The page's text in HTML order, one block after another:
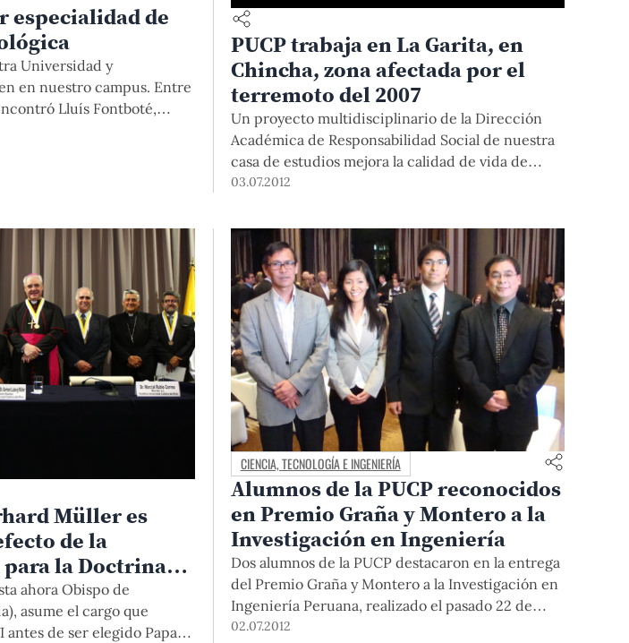
especialidad de
Universidad y
en nuestro campus. Entre
Lluís Fontboté,
Ciencias de la Tierra y
PUCP trabaja en La Garita, en
Chincha, zona afectada por el
terremoto del 2007
Un proyecto multidisciplinario de la Dirección
Académica de Responsabilidad Social de nuestra
casa de estudios mejora la calidad de vida de
pobladores afectados por el terremoto del 2007.
03.07.2012
Müller es
de la
la Doctrina
ahora Obispo de
asume el cargo que
de ser elegido Papa.
CIENCIA, TECNOLOGÍA E INGENIERÍA
Alumnos de la PUCP reconocidos
en Premio Graña y Montero a la
Investigación en Ingeniería
Dos alumnos de la PUCP destacaron en la entrega
del Premio Graña y Montero a la Investigación en
Ingeniería Peruana, realizado el pasado 22 de
junio. Nadia Yoza, ingeniera de
02.07.2012